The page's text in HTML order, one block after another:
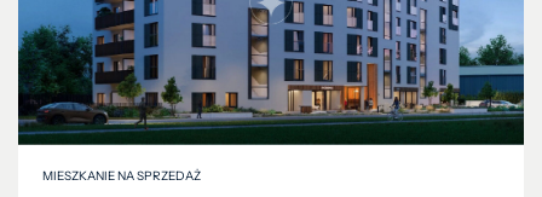
MIESZKANIE NA SPRZEDAŻ